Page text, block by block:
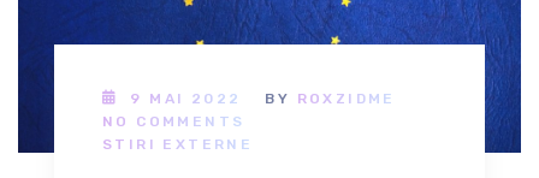
9 MAI 2022 BY ROXZIDME
NO COMMENTS
STIRI EXTERNE